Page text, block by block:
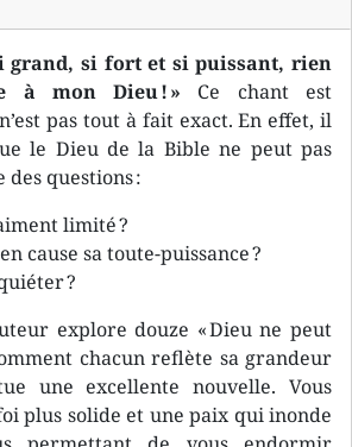
grand, si fort et si puissant, rien
à mon Dieu ! » Ce chant est
pas tout à fait exact. En effet, il
le Dieu de la Bible ne peut pas
des questions :
limité ?
cause sa toute-puissance ?
?
explore douze « Dieu ne peut
chacun reflète sa grandeur
une excellente nouvelle. Vous
plus solide et une paix qui inonde